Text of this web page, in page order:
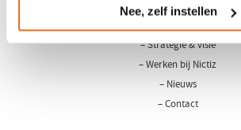
Nee, zelf instellen
– Strategie & visie
– Werken bij Nictiz
– Nieuws
– Contact